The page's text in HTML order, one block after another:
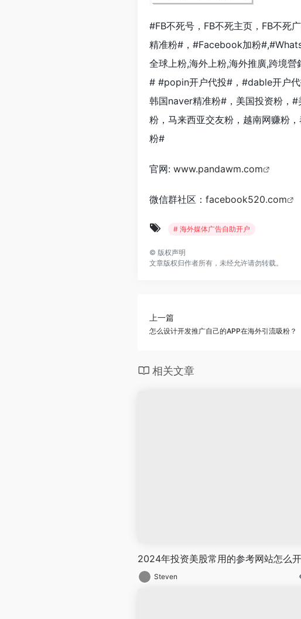
#FB不死号，FB不死主页，FB不死
精准粉#，#Facebook加粉
全球上粉,海外上粉,海外推廣,跨境
# #popin开户代投# ，#dable开户
韩国naver精准粉#，美国投资粉，
粉，马来西亚交友粉，越南网赚粉
粉#
官网: www.pandawm.com
微信群社区： facebook520.com
# 海外媒体广告自助开户
© 版权声明
文章版权归作者所有，未经允许请勿转载。
上一篇
怎么设计开发推广自己的APP在海外引流吸粉？
相关文章
2024年投资美股常用的参考网站怎么
Steven